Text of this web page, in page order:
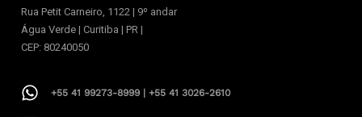
Rua Petit Carneiro, 1122 | 9º andar
Água Verde | Curitiba | PR |
CEP: 80240050
+55 41 99273-8999 | +55 41 3026-2610